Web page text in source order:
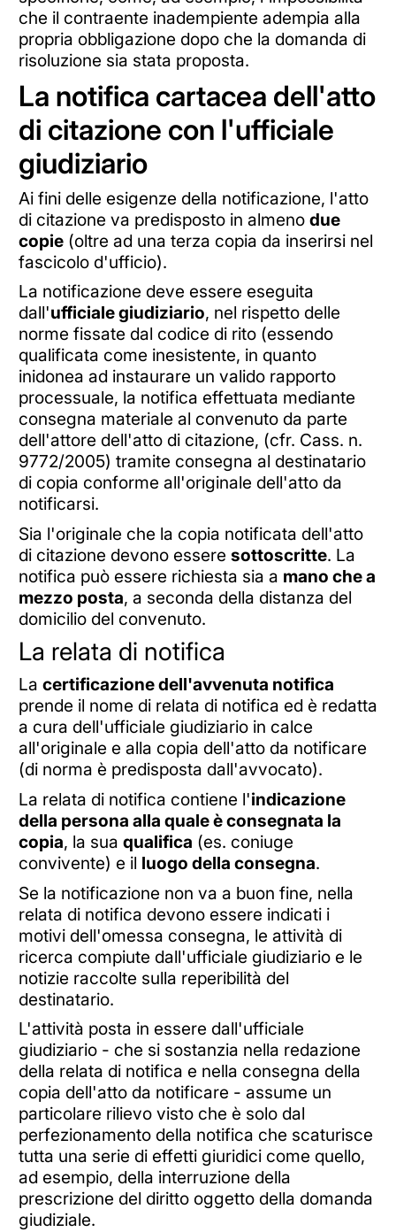
che il contraente inadempiente adempia alla
propria obbligazione dopo che la domanda di
risoluzione sia stata proposta.
La notifica cartacea dell'atto
di citazione con l'ufficiale
giudiziario
Ai fini delle esigenze della notificazione, l'atto
di citazione va predisposto in almeno due
copie(oltre ad una terza copia da inserirsi nel
fascicolo d'ufficio).
La notificazione deve essere eseguita
dall'ufficiale giudiziario, nel rispetto delle
norme fissate dal codice di rito (essendo
qualificata come inesistente, in quanto
inidonea ad instaurare un valido rapporto
processuale, la notifica effettuata mediante
consegna materiale al convenuto da parte
dell'attore dell'atto di citazione, (cfr. Cass. n.
9772/2005) tramite consegna al destinatario
di copia conforme all'originale dell'atto da
notificarsi.
Sia l'originale che la copia notificata dell'atto
di citazione devono essere sottoscritte. La
notifica può essere richiesta sia a mano che a
mezzo posta, a seconda della distanza del
domicilio del convenuto.
La relata di notifica
La certificazione dell'avvenuta notifica
prende il nome di relata di notifica ed è redatta
a cura dell'ufficiale giudiziario in calce
all'originale e alla copia dell'atto da notificare
(di norma è predisposta dall'avvocato).
La relata di notifica contiene l'indicazione
della persona alla quale è consegnata la
copia, la sua qualifica (es. coniuge
convivente) e il luogo della consegna.
Se la notificazione non va a buon fine, nella
relata di notifica devono essere indicati i
motivi dell'omessa consegna, le attività di
ricerca compiute dall'ufficiale giudiziario e le
notizie raccolte sulla reperibilità del
destinatario.
L'attività posta in essere dall'ufficiale
giudiziario - che si sostanzia nella redazione
della relata di notifica e nella consegna della
copia dell'atto da notificare - assume un
particolare rilievo visto che è solo dal
perfezionamento della notifica che scaturisce
tutta una serie di effetti giuridici come quello,
ad esempio, della interruzione della
prescrizione del diritto oggetto della domanda
giudiziale.